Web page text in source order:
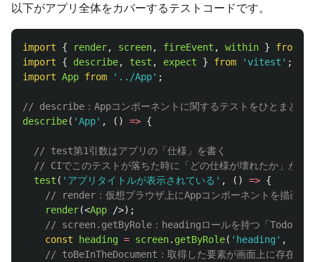
以下がアプリ全体をカバーするテストコードです。
import { render, screen, fireEvent , within } from
import
{ describe, test , expect } from ' vitest ' ;
import App from ' ../App' ;
// describe：Appコンポーネントに関するテストをひとまとめ
describe( 'App' , () => {
// test第1引数はアプリの「仕様」を書く
// CIでこのテストが落ちた時に「どの仕様が壊れたか」が一
test ( ' アプリタイトルが表示されている ' , () => {
// render：仮想ブラウザ上にAppコンポーネントを描画す
render(<App
/>);
// screen.getByRole：headingロールを持つ「Todoアプ
const
heading = screen. getByRole( ' heading ' ,
// toBeInTheDocument：取得した要素が画面上に存在す